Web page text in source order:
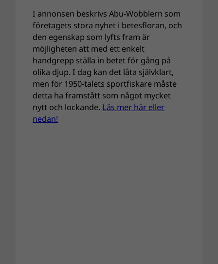
I annonsen beskrivs Abu-Wobblern som
företagets stora nyhet i betesfloran, och
den egenskap som lyfts fram är
möjligheten att med ett enkelt
handgrepp ställa in betet för gång på
olika djup. I dag kan det låta självklart,
men för 1950-talets sportfiskare måste
detta ha framstått som något mycket
nytt och lockande. Läs mer här eller
nedan!